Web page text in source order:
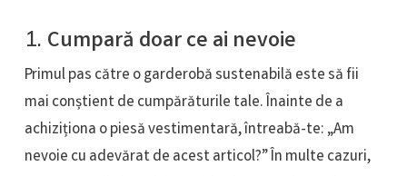
1. Cumpară doar ce ai nevoie
Primul pas către o garderobă sustenabilă este să fii
mai conștient de cumpărăturile tale. Înainte de a
achiziționa o piesă vestimentară, întreabă-te: „Am
nevoie cu adevărat de acest articol?” În multe cazuri,